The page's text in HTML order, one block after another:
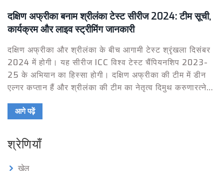
दक्षिण अफ्रीका बनाम श्रीलंका टेस्ट सीरीज 2024: टीम सूची,
कार्यक्रम और लाइव स्ट्रीमिंग जानकारी
दक्षिण अफ्रीका और श्रीलंका के बीच आगामी टेस्ट श्रृंखला दिसंबर
2024 में होगी। यह सीरीज ICC विश्व टेस्ट चैंपियनशिप 2023-
25 के अभियान का हिस्सा होगी। दक्षिण अफ्रीका की टीम में डीन
एल्गर कप्तान हैं और श्रीलंका की टीम का नेतृत्व दिमुथ करुणारत्ने
एम्बुलदेनिया शामिल हैं।
आगे पढ़ें
श्रेणियाँ
खेल